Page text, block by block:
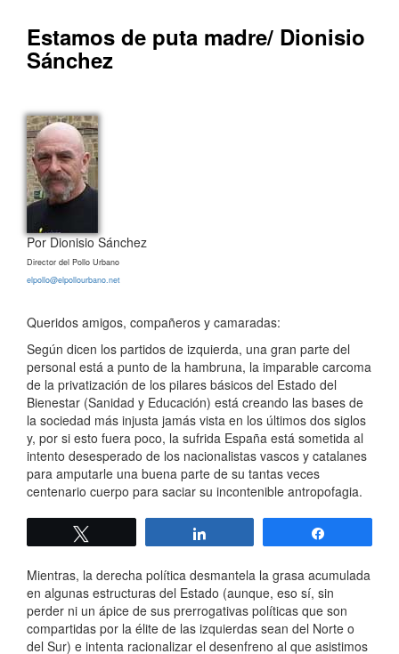
Estamos de puta madre/ Dionisio
Sánchez
Por Dionisio Sánchez
Director del Pollo Urbano
elpollo@elpollourbano.net
Queridos amigos, compañeros y camaradas:
Según dicen los partidos de izquierda, una gran parte del
personal está a punto de la hambruna, la imparable carcoma
de la privatización de los pilares básicos del Estado del
Bienestar (Sanidad y Educación) está creando las bases de
la sociedad más injusta jamás vista en los últimos dos siglos
y, por si esto fuera poco, la sufrida España está sometida al
intento desesperado de los nacionalistas vascos y catalanes
para amputarle una buena parte de su tantas veces
centenario cuerpo para saciar su incontenible antropofagia.
Mientras, la derecha política desmantela la grasa acumulada
en algunas estructuras del Estado (aunque, eso sí, sin
perder ni un ápice de sus prerrogativas políticas que son
compartidas por la élite de las izquierdas sean del Norte o
del Sur) e intenta racionalizar el desenfreno al que asistimos